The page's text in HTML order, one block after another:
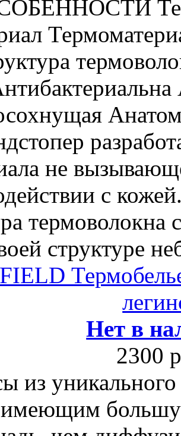
не
с
термоволокна
структуре
Нет в
2300
из